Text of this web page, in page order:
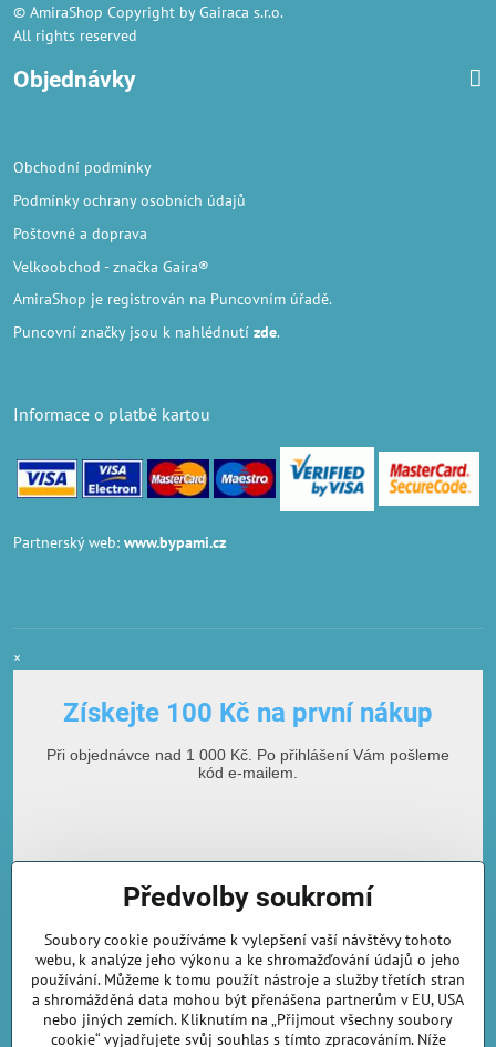
© AmiraShop Copyright by Gairaca s.r.o.
All rights reserved
Objednávky
Obchodní podmínky
Podmínky ochrany osobních údajů
Poštovné a doprava
Velkoobchod - značka Gaira®
AmiraShop je registrován na Puncovním úřadě.
Puncovní značkyjsou k nahlédnutí zde.
Informace o platbě kartou
Partnerský web: www.bypami.cz
×
Získejte 100 Kč na první nákup
Při objednávce nad 1 000 Kč. Po přihlášení Vám pošleme
kód e-mailem.
E-mailová adresa
Předvolby soukromí
Soubory cookie používáme k vylepšení vaší návštěvy tohoto
webu, k analýze jeho výkonu a ke shromažďování údajů o jeho
používání. Můžeme k tomu použít nástroje a služby třetích stran
a shromážděná data mohou být přenášena partnerům v EU, USA
nebo jiných zemích. Kliknutím na „Přijmout všechny soubory
cookie“ vyjadřujete svůj souhlas s tímto zpracováním. Níže